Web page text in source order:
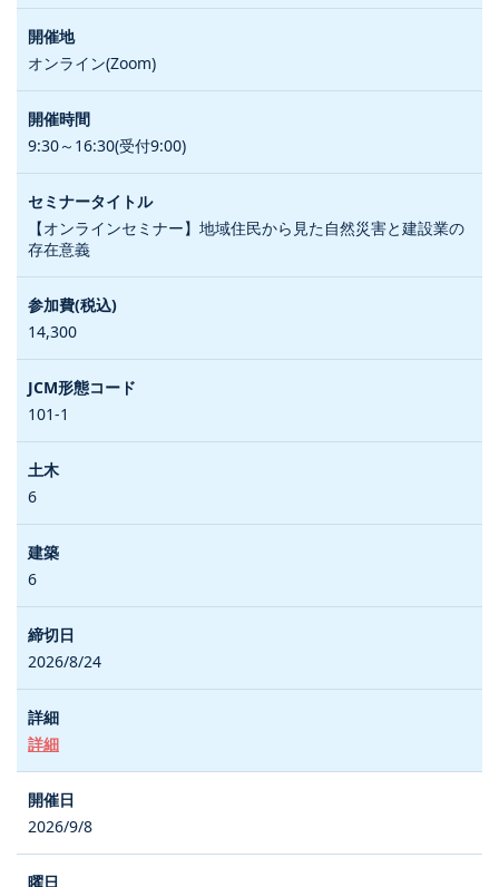
オンライン(Zoom)
9:30～16:30(受付9:00)
【オンラインセミナー】地域住民から見た自然災害と建設業の
存在意義
14,300
101-1
6
6
2026/8/24
詳細
2026/9/8